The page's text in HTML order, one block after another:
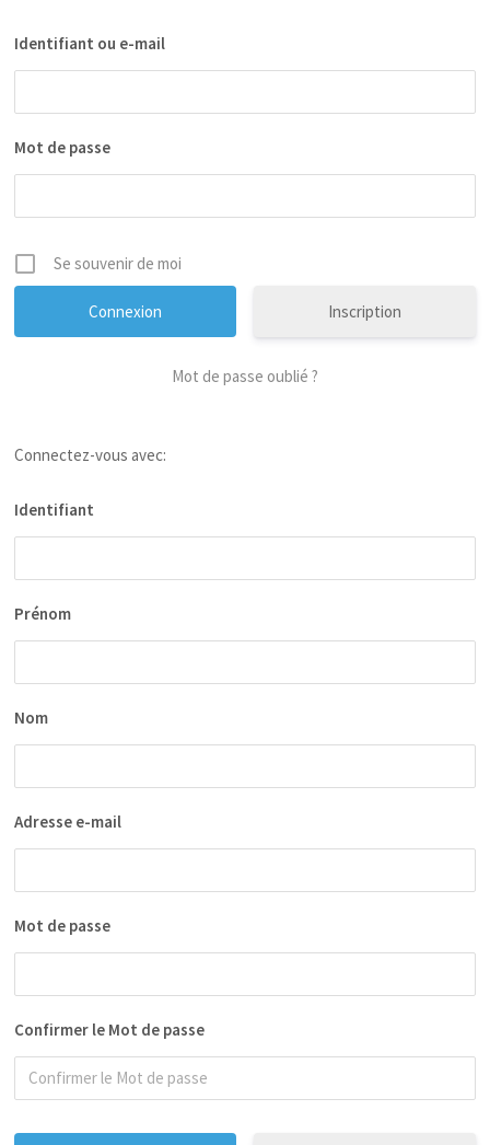
Identifiant ou e-mail
Mot de passe
Se souvenir de moi
Inscription
Mot de passe oublié ?
Connectez-vous avec:
Identifiant
Prénom
Nom
Adresse e-mail
Mot de passe
Confirmer le Mot de passe